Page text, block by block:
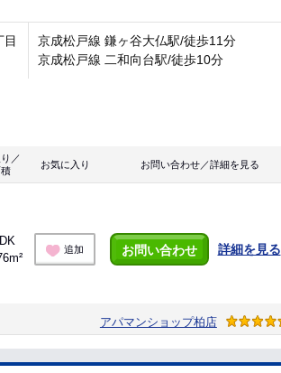
京成松戸線 鎌ヶ谷大仏駅/徒歩11分
京成松戸線 二和向台駅/徒歩10分
／
お気に入り お問い合わせ／詳細を見る
追加 お問い合わせ 詳細を見る
アパマンショップ柏店